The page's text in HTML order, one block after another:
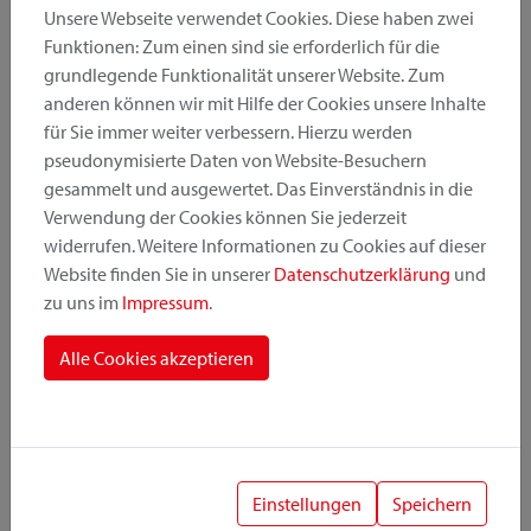
Produktkategorie
Montageposition
Befestigungssystem
Unsere Webseite verwendet Cookies. Diese haben zwei
Funktionen: Zum einen sind sie erforderlich für die
grundlegende Funktionalität unserer Website. Zum
anderen können wir mit Hilfe der Cookies unsere Inhalte
für Sie immer weiter verbessern. Hierzu werden
pseudonymisierte Daten von Website-Besuchern
gesammelt und ausgewertet. Das Einverständnis in die
Verwendung der Cookies können Sie jederzeit
widerrufen. Weitere Informationen zu Cookies auf dieser
Website finden Sie in unserer Datenschutzerklärung und
zu uns im Impressum.
Alle Cookies akzeptieren
Einstellungen Speichern